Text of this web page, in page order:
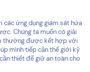
các ứng dụng giám sát hứa
Chúng ta muốn có giải
thường được kết hợp với
mình tiếp cận thế giới kỹ
thiết để giữ an toàn cho